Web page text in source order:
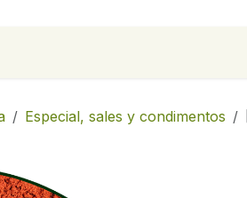
Especial, sales y condimentos